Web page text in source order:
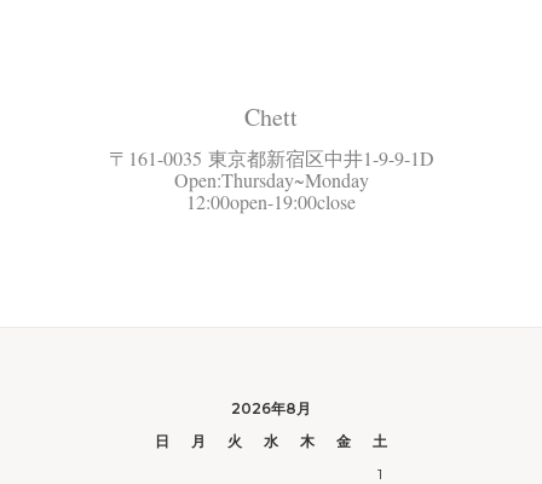
Chett
〒161-0035 東京都新宿区中井1-9-9-1D
Open:Thursday~Monday
12:00open-19:00close
2026年8月
日
月 火 水 木 金
土
1